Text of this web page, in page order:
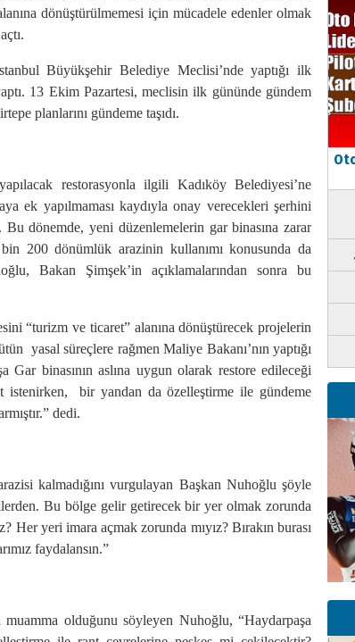
dönüştürülmemesi için mücadele edenler olmak
Büyükşehir Belediye Meclisi’nde yaptığı ilk
13 Ekim Pazartesi, meclisin ilk gününde gündem
planlarını gündeme taşıdı.
restorasyonla ilgili Kadıköy Belediyesi’ne
ek yapılmaması kaydıyla onay verecekleri şerhini
dönemde, yeni düzenlemelerin gar binasına zarar
200 dönümlük arazinin kullanımı konusunda da
Bakan Şimşek’in açıklamalarından sonra bu
“turizm ve ticaret” alanına dönüştürecek projelerin
yasal süreçlere rağmen Maliye Bakanı’nın yaptığı
binasının aslına uygun olarak restore edileceği
bir yandan da özelleştirme ile gündeme
dedi.
kalmadığını vurgulayan Başkan Nuhoğlu şöyle
Bu bölge gelir getirecek bir yer olmak zorunda
Her yeri imara açmak zorunda mıyız? Bırakın burası
faydalansın.”
olduğunu söyleyen Nuhoğlu, “Haydarpaşa